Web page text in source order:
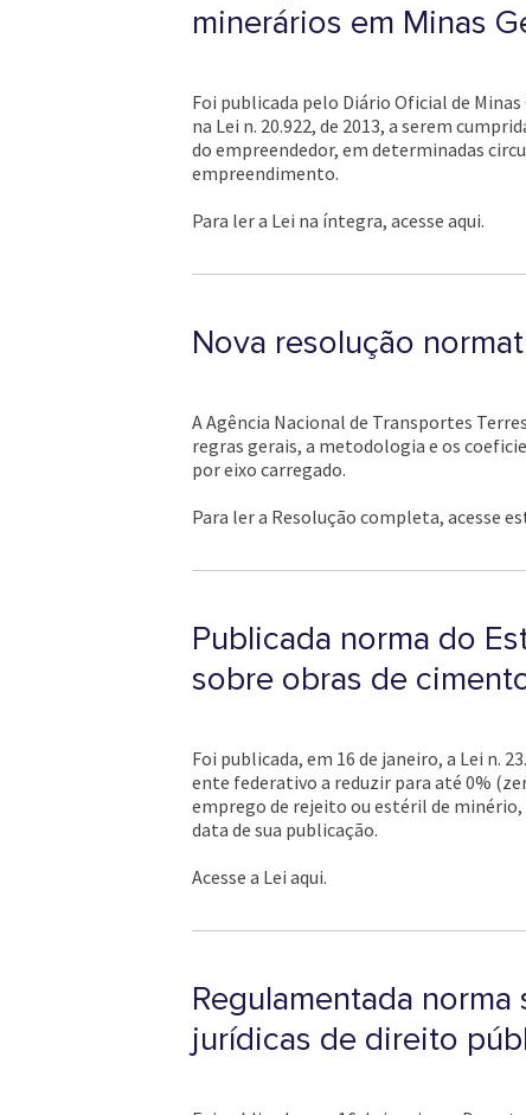
minerários em Minas
Foi publicada pelo Diário Oficial de
na Lei n. 20.922, de 2013, a serem
do empreendedor, em determinadas
empreendimento.
Para ler a Lei na íntegra, acesse aqui.
Nova resolução
A Agência Nacional de Transportes
regras gerais, a metodologia e os
por eixo carregado.
Para ler a Resolução completa, acesse
Publicada norma do
sobre obras de
Foi publicada, em 16 de janeiro, a Lei n.
ente federativo a reduzir para até 0%
emprego de rejeito ou estéril de
data de sua publicação.
Acesse a Lei aqui.
Regulamentada
jurídicas de direito